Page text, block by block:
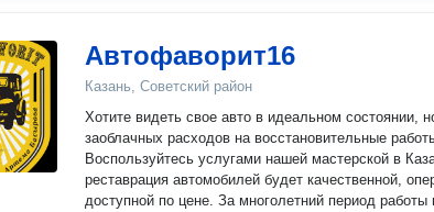
Автофаворит16
Казань, Советский район
Хотите видеть свое авто в идеальном состоянии,
заоблачных расходов на восстановительные
Воспользуйтесь услугами нашей мастерской в
реставрация автомобилей будет качественной,
доступной по цене. За многолетний период